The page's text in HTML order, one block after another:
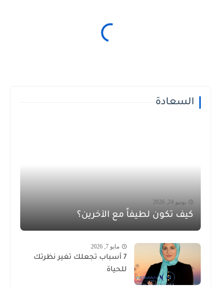
السعادة
يونيو 24, 2026
كيف تكون لطيفاً مع الآخرين؟
مايو 7, 2026
7 أسباب تجعلك تغير نظرتك
للحياة